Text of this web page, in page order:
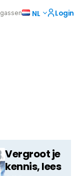
NL Login
Vergroot je
kennis, lees